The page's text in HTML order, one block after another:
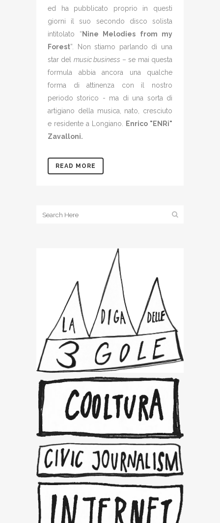
ed ha pubblicato proprio in questi
giorni il suo secondo disco solista
intitolato “ Nine Melodies from my
Forest”. Non stiamo parlando di una
star del music business – se mai questa
formula abbia ancora una qualche
forma di attinenza con il nostro
periodo storico - ma di una sorta di
artigiano della musica, nato, cresciuto
e residente a Longiano.
Enrico "ENRi"
Zavalloni.
READ MORE